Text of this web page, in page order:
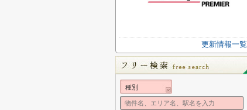
更新情報一覧
種別